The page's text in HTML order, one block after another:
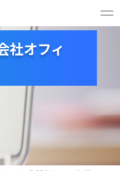
# コーポレートサイト
# BtoCサービスサイト
# 採用サイト
社オフィ